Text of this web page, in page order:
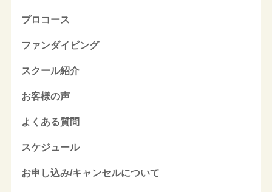
プロコース
ファンダイビング
スクール紹介
お客様の声
よくある質問
スケジュール
お申し込み/キャンセルについて